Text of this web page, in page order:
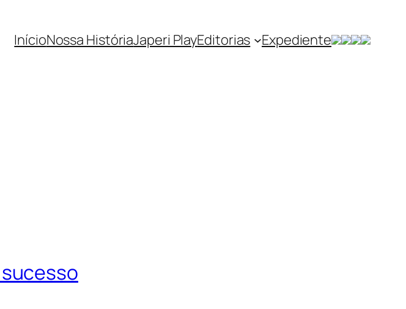
InícioNossa HistóriaJaperi PlayEditorias Expediente